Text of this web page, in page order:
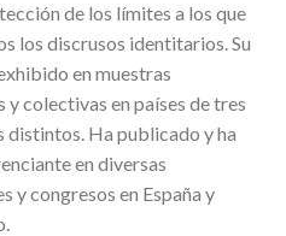
de los límites a los que
los discrusos identitarios. Su
en muestras
y colectivas en países de tres
distintos. Ha publicado y ha
en diversas
y congresos en España y